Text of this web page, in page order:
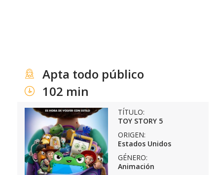
Apta todo público
102 min
TÍTULO:
TOY STORY 5
ORIGEN:
Estados Unidos
GÉNERO:
Animación